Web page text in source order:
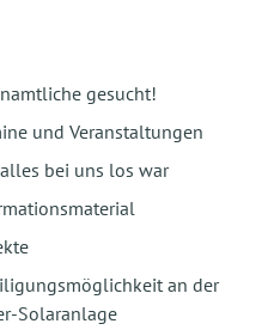
gesucht!
und Veranstaltungen
bei uns los war
an der
Solaranlage